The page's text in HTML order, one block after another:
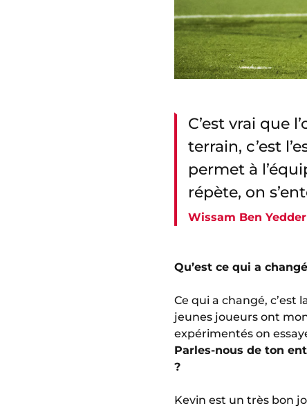
C’est vrai que
terrain, c’est
permet à
répète, on
Wissam Ben Yedder
Qu’est ce qui a
Ce qui a changé, c’est
jeunes joueurs ont
expérimentés on
Parles-nous de ton
?
Kevin est un très bon